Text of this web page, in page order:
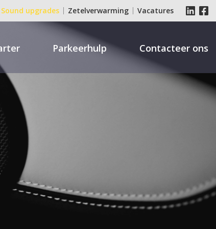
Sound upgrades Zetelverwarming Vacatures
Parkeerhulp Contacteer ons